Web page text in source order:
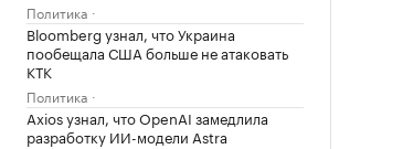
Политика
Bloomberg узнал, что Украина
пообещала США больше не атаковать
КТК
Политика
Axios узнал, что OpenAI замедлила
разработку ИИ-модели Astra